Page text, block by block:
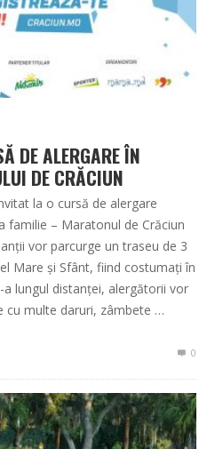
DE ALERGARE ÎN
DE CRĂCIUN
la o cursă de alergare
familie – Maratonul de Crăciun
vor parcurge un traseu de 3
Mare și Sfânt, fiind costumați în
lungul distanței, alergătorii vor
cu multe daruri, zâmbete …
0